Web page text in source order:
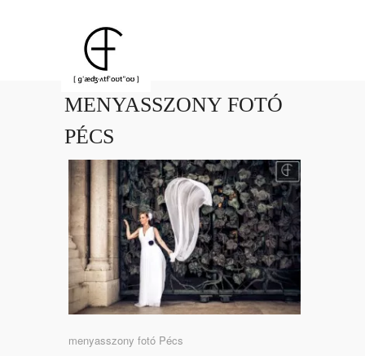
MENYASSZONY FOTÓ
PÉCS
menyasszony fotó Pécs